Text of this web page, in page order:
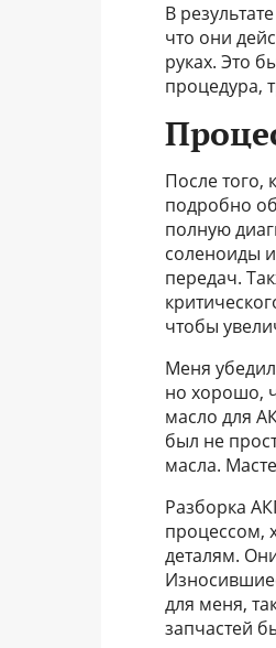
В
что они
руках. Это
процедура,
После того,
подробно
полную
соленоиды
передач.
чтобы
Меня
но хорошо,
масло для
был не
масла.
Разборка
процессом,
деталям.
для меня,
запчастей